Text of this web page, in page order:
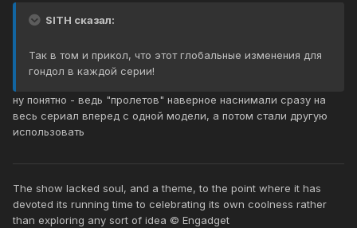
SITH сказал:
Так в том и прикол, что этот глобальные изменения для
гондол в каждой серии!
ну понятно - ведь "пролетов" наверное наснимали сразу на
весь сериал вперед с одной модели, а потом стали другую
использовать
The show lacked soul, and a theme, to the point where it has
devoted its running time to celebrating its own coolness rather
than exploring any sort of idea © Engadget